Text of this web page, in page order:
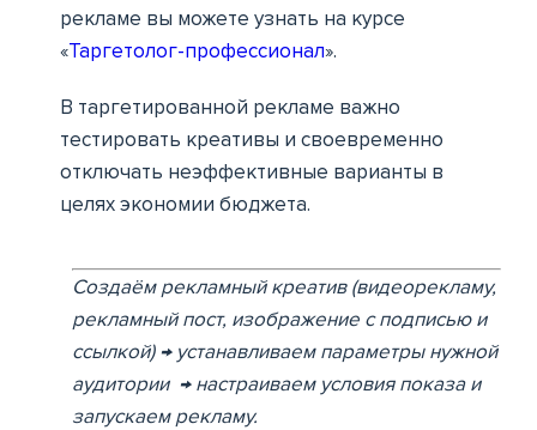
рекламе вы можете узнать на курсе
«Таргетолог-профессионал».
В таргетированной рекламе важно
тестировать креативы и своевременно
отключать неэффективные варианты в
целях экономии бюджета.
Создаём рекламный креатив (видеорекламу,
рекламный пост, изображение с подписью и
ссылкой) → устанавливаем параметры нужной
аудитории → настраиваем условия показа и
запускаем рекламу.